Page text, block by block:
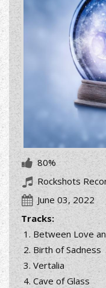
80%
Rockshots
June 03, 2022
Tracks:
Between Love
Birth of Sadness
Vertalia
Cave of Glass